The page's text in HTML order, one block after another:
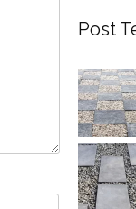
Post